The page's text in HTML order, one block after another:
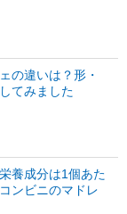
の違いは？形・
てみました
養成分は1個あた
ンビニのマドレ